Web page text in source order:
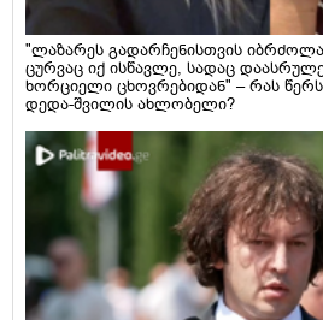
"ლაზარეს გადარჩენისთვის
ცურვაც იქ ისწავლე, სადაც
ხორციელი ცხოვრებიდან" – რას
დედა-შვილის ახლობელი?